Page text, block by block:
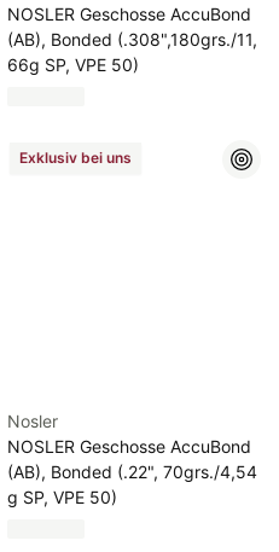
NOSLER Geschosse AccuBond
(AB), Bonded (.308",180grs./11,
66g SP, VPE 50)
Exklusiv bei uns
Nosler
NOSLER Geschosse AccuBond
(AB), Bonded (.22", 70grs./4,54
g SP, VPE 50)